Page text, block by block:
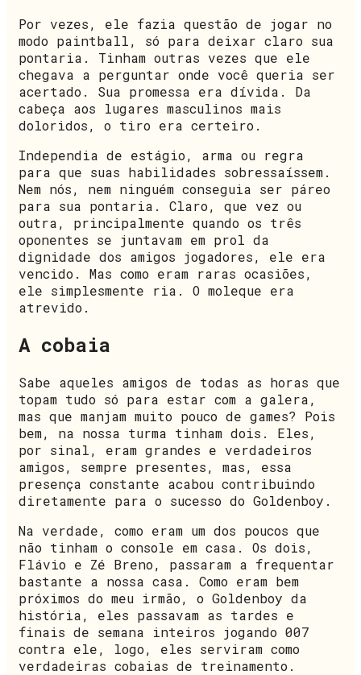
Por vezes, ele fazia questão de jogar no
modo paintball, só para deixar claro sua
pontaria. Tinham outras vezes que ele
chegava a perguntar onde você queria ser
acertado. Sua promessa era dívida. Da
cabeça aos lugares masculinos mais
doloridos, o tiro era certeiro.
Independia de estágio, arma ou regra
para que suas habilidades sobressaíssem.
Nem nós, nem ninguém conseguia ser páreo
para sua pontaria. Claro, que vez ou
outra, principalmente quando os três
oponentes se juntavam em prol da
dignidade dos amigos jogadores, ele era
vencido. Mas como eram raras ocasiões,
ele simplesmente ria. O moleque era
atrevido.
A cobaia
Sabe aqueles amigos de todas as horas que
topam tudo só para estar com a galera,
mas que manjam muito pouco de games? Pois
bem, na nossa turma tinham dois. Eles,
por sinal, eram grandes e verdadeiros
amigos, sempre presentes, mas, essa
presença constante acabou contribuindo
diretamente para o sucesso do Goldenboy.
Na verdade, como eram um dos poucos que
não tinham o console em casa. Os dois,
Flávio e Zé Breno, passaram a frequentar
bastante a nossa casa. Como eram bem
próximos do meu irmão, o Goldenboy da
história, eles passavam as tardes e
finais de semana inteiros jogando 007
contra ele, logo, eles serviram como
verdadeiras cobaias de treinamento.